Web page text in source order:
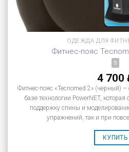
ОДЕЖДА ДЛЯ
Фитнес-пояс
S
4 700
Фитнес-пояс «Tecnomed 2» (черный)
базе технологии PowerNET,
поддержку спины и
упражнений, так и при
КУПИТЬ